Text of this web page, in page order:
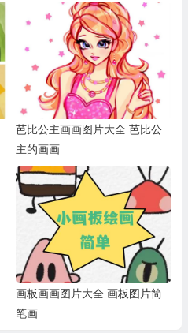
芭比公主画画图片大全 芭比公
主的画画
画板画画图片大全 画板图片简
笔画